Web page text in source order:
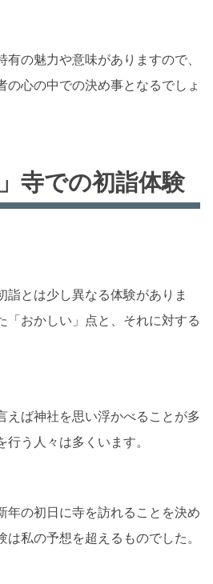
の魅力や意味がありますので、
の心の中での決め事となるでしょ
寺での初詣体験
詣とは少し異なる体験がありま
「おかしい」点と、それに対する
えば神社を思い浮かべることが多
う人々は多くいます。
年の初日に寺を訪れることを決め
は私の予想を超えるものでした。